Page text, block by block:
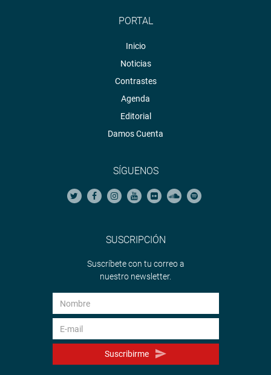
PORTAL
Inicio
Noticias
Contrastes
Agenda
Editorial
Damos Cuenta
SÍGUENOS
SUSCRIPCIÓN
Suscríbete con tu correo a
nuestro newsletter.
Suscribirme